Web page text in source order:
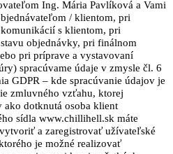
Ing. Mária Pavlíková a Vami
/ klientom, pri
s klientom, pri
objednávky, pri finálnom
pri príprave a vystavovaní
spracúvame údaje v zmysle čl. 6
GDPR – kde spracúvanie údajov je
zmluvného vzťahu, ktorej
ako dotknutá osoba klient
sídla www.chillihell.sk máte
a zaregistrovať užívateľské
je možné realizovať